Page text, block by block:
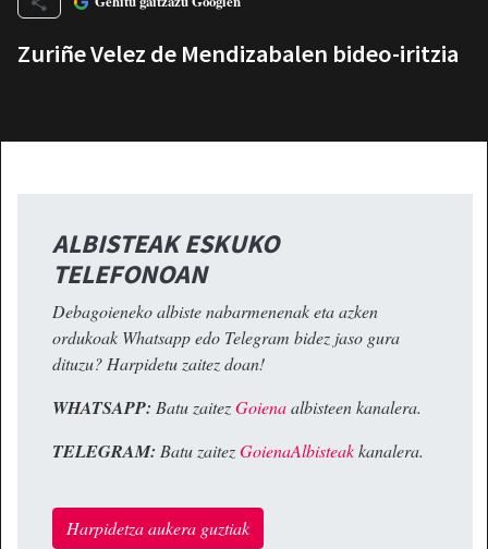
Zuriñe Velez de Mendizabalen bideo-iritzia
ALBISTEAK ESKUKO
TELEFONOAN
Debagoieneko albiste nabarmenenak eta azken
ordukoak Whatsapp edo Telegram bidez jaso gura
dituzu? Harpidetu zaitez doan!
WHATSAPP: Batu zaitezGoienaalbisteen kanalera.
TELEGRAM: Batu zaitezGoienaAlbisteakkanalera.
Harpidetza aukera guztiak